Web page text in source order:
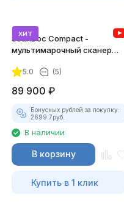
хит
ScanDoc Compact -
мультимарочный сканер
5.0 (5)
89 900 ₽
Бонусных рублей за покупку:
2699.7руб.
В наличии
В корзину
Купить в 1 клик